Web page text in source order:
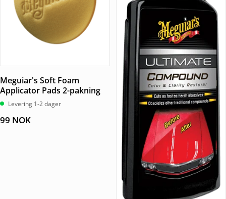
Meguiar's Soft Foam
Applicator Pads 2-pakning
Levering 1-2 dager
99 NOK